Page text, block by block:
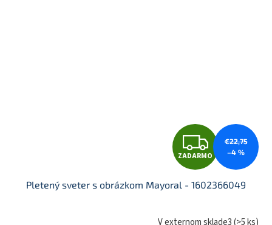
Z
A
ZADARMO
€22,75
–4 %
Pletený sveter s obrázkom Mayoral - 1602366049
V externom sklade3(>5 ks)